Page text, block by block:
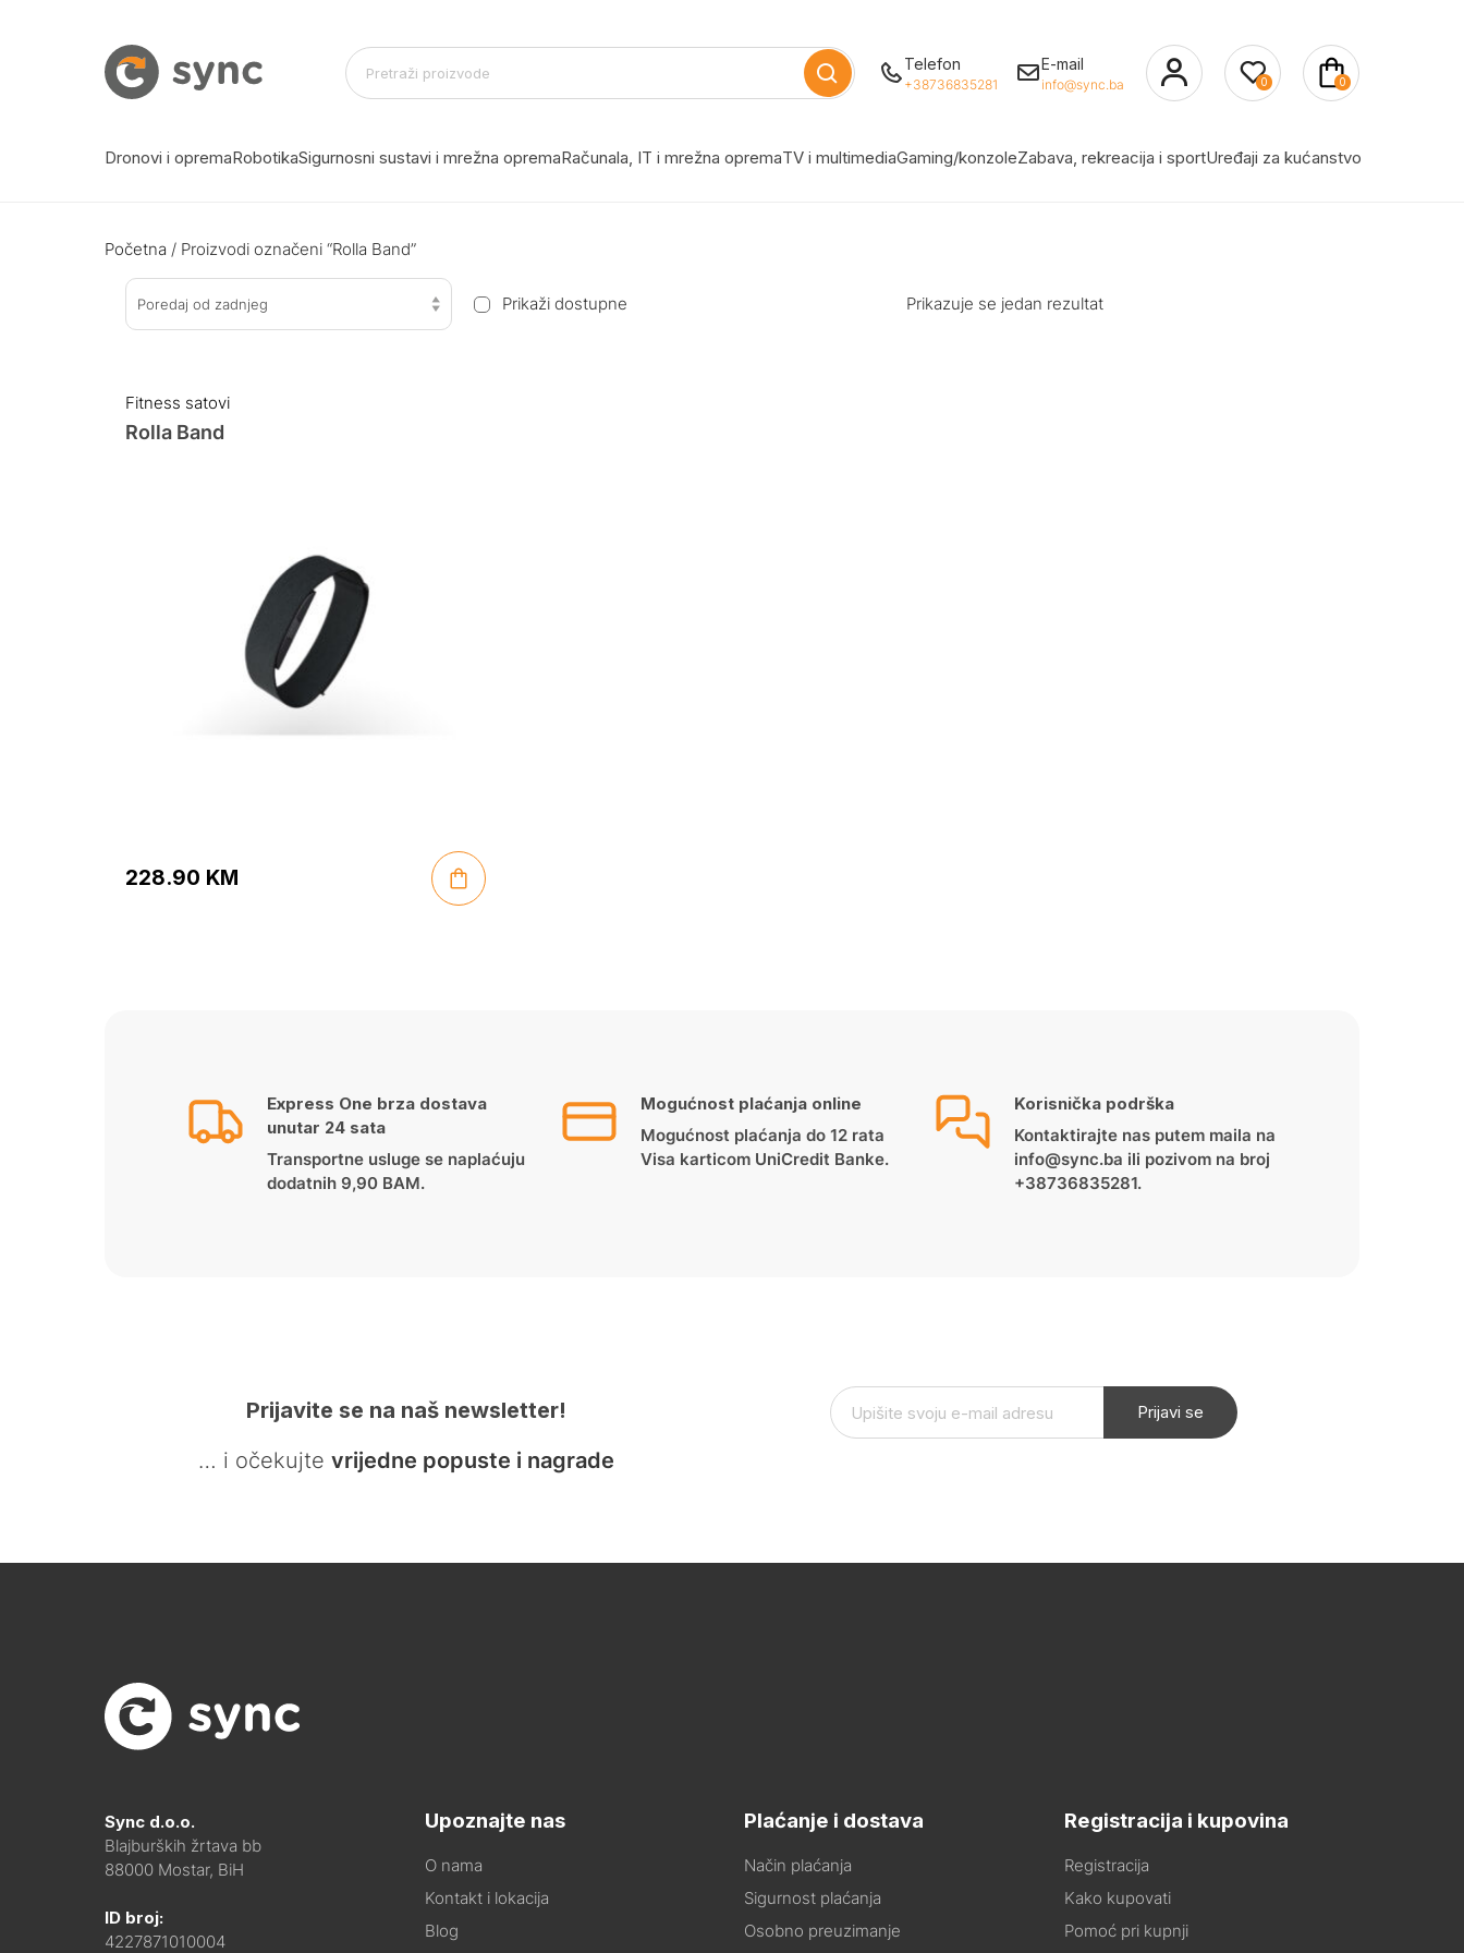
Telefon
+38736835281
E-mail
info@sync.ba 0 0
Dronovi i opremaRobotikaSigurnosni sustavi i mrežna opremaRačunala, IT i mrežna opremaTV i multimediaGaming/konzoleZabava, rekreacija i sportUređaji za kućanstvo
Početna / Proizvodi označeni “Rolla Band”
Poredaj od zadnjeg Prikaži dostupne Prikazuje se jedan rezultat
Fitness satovi
Rolla Band
228.90 KM
Express One brza dostava
unutar 24 sata
Transportne usluge se naplaćuju
dodatnih 9,90 BAM.
Mogućnost plaćanja online
Mogućnost plaćanja do 12 rata
Visa karticom UniCredit Banke.
Korisnička podrška
Kontaktirajte nas putem maila na
info@sync.ba ili pozivom na broj
+38736835281.
Prijavite se na naš newsletter!
… i očekujte vrijedne popuste i nagrade
Prijavi se
Sync d.o.o.
Blajburških žrtava bb
88000 Mostar, BiH
ID broj:
4227871010004
Upoznajte nas
O nama
Kontakt i lokacija
Blog
Plaćanje i dostava
Način plaćanja
Sigurnost plaćanja
Osobno preuzimanje
Registracija i kupovina
Registracija
Kako kupovati
Pomoć pri kupnji